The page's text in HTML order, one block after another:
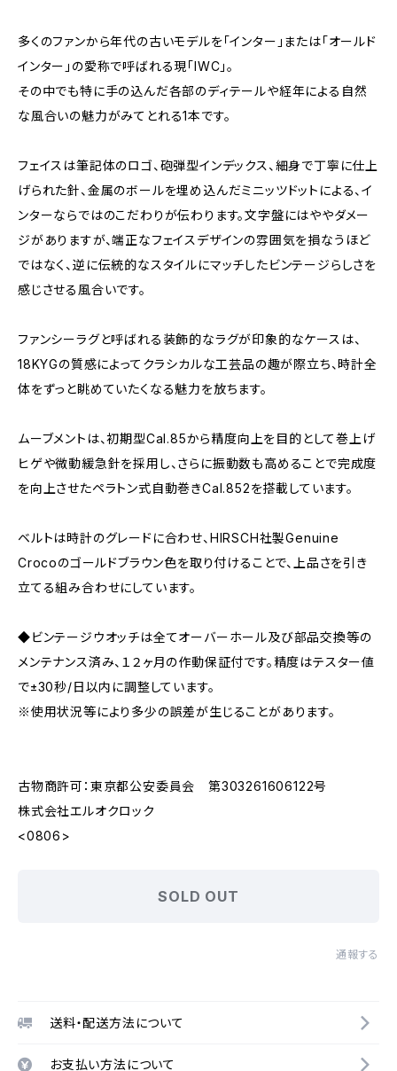
多くのファンから年代の古いモデルを「インター」または「オールド
インター」の愛称で呼ばれる現「IWC」。
その中でも特に手の込んだ各部のディテールや経年による自然
な風合いの魅力がみてとれる1本です。
フェイスは筆記体のロゴ、砲弾型インデックス、細身で丁寧に仕上
げられた針、金属のボールを埋め込んだミニッツドットによる、イ
ンターならではのこだわりが伝わります。文字盤にはややダメー
ジがありますが、端正なフェイスデザインの雰囲気を損なうほど
ではなく、逆に伝統的なスタイルにマッチしたビンテージらしさを
感じさせる風合いです。
ファンシーラグと呼ばれる装飾的なラグが印象的なケースは、
18KYGの質感によってクラシカルな工芸品の趣が際立ち、時計全
体をずっと眺めていたくなる魅力を放ちます。
ムーブメントは、初期型Cal.85から精度向上を目的として巻上げ
ヒゲや微動緩急針を採用し、さらに振動数も高めることで完成度
を向上させたペラトン式自動巻きCal.852を搭載しています。
ベルトは時計のグレードに合わせ、HIRSCH社製Genuine
Crocoのゴールドブラウン色を取り付けることで、上品さを引き
立てる組み合わせにしています。
◆ビンテージウオッチは全てオーバーホール及び部品交換等の
メンテナンス済み、１２ヶ月の作動保証付です。精度はテスター値
で±30秒/日以内に調整しています。
※使用状況等により多少の誤差が生じることがあります。
古物商許可：東京都公安委員会 第303261606122号
株式会社エルオクロック
<0806>
SOLD OUT
通報する
送料・配送方法について
お支払い方法について